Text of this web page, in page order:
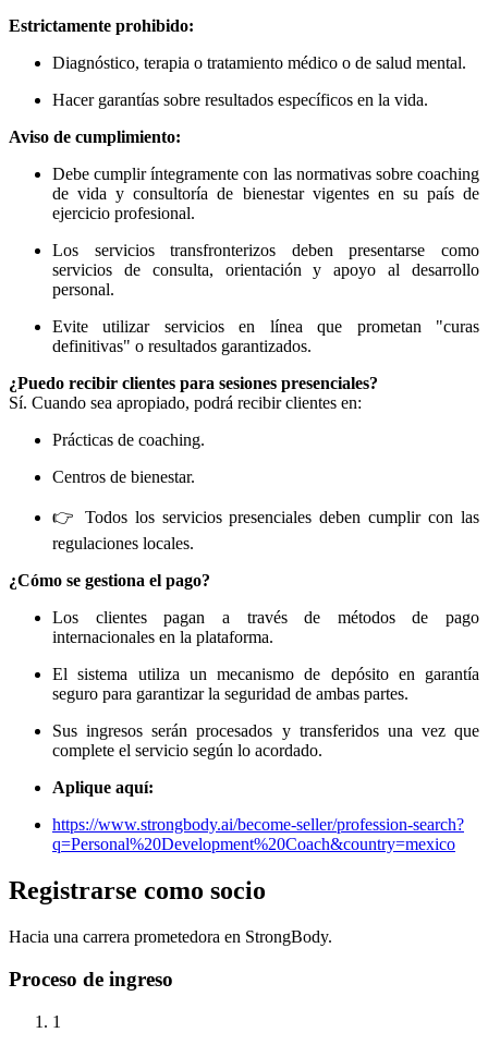
Estrictamente prohibido:
Diagnóstico, terapia o tratamiento médico o de salud mental.
Hacer garantías sobre resultados específicos en la vida.
Aviso de cumplimiento:
Debe cumplir íntegramente con las normativas sobre coaching
de vida y consultoría de bienestar vigentes en su país de
ejercicio profesional.
Los servicios transfronterizos deben presentarse como
servicios de consulta, orientación y apoyo al desarrollo
personal.
Evite utilizar servicios en línea que prometan "curas
definitivas" o resultados garantizados.
¿Puedo recibir clientes para sesiones presenciales?
Sí. Cuando sea apropiado, podrá recibir clientes en:
Prácticas de coaching.
Centros de bienestar.
👉 Todos los servicios presenciales deben cumplir con las
regulaciones locales.
¿Cómo se gestiona el pago?
Los clientes pagan a través de métodos de pago
internacionales en la plataforma.
El sistema utiliza un mecanismo de depósito en garantía
seguro para garantizar la seguridad de ambas partes.
Sus ingresos serán procesados ​​y transferidos una vez que
complete el servicio según lo acordado.
Aplique aquí:
https://www.strongbody.ai/become-seller/profession-search?
q=Personal%20Development%20Coach&country=mexico
Registrarse como socio
Hacia una carrera prometedora en StrongBody.
Proceso de ingreso
1